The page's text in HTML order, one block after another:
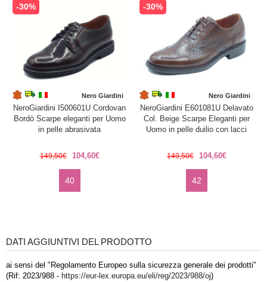
-30%
Nero Giardini
NeroGiardini I500601U Cordovan
Bordò Scarpe eleganti per Uomo
in pelle abrasivata
149,50€ 104,60€
40
-30%
Nero Giardini
NeroGiardini E601081U Delavato
Col. Beige Scarpe Eleganti per
Uomo in pelle duilio con lacci
149,50€ 104,60€
42
DATI AGGIUNTIVI DEL PRODOTTO
ai sensi del "Regolamento Europeo sulla sicurezza generale dei prodotti"
(Rif: 2023/988 - https://eur-lex.europa.eu/eli/reg/2023/988/oj)